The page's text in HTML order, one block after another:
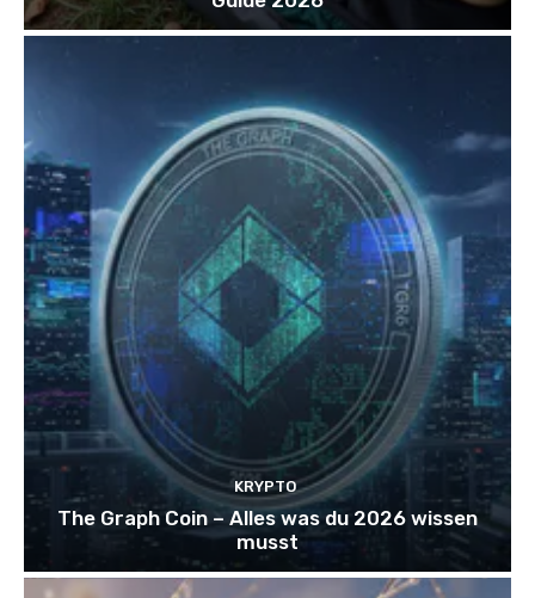
KRYPTO
The Graph Coin – Alles was du 2026 wissen
musst